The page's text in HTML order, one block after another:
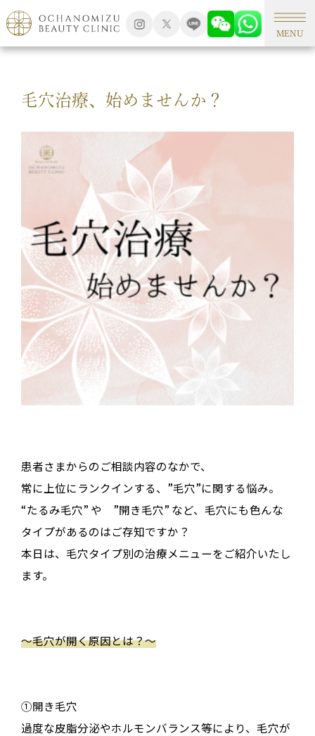
MENU
TOP 美容コラム
毛穴治療、始めませんか？
患者さまからのご相談内容のなかで、
常に上位にランクインする、”毛穴”に関する悩み。
“たるみ毛穴” や ”開き毛穴” など、毛穴にも色んな
タイプがあるのはご存知ですか？
本日は、毛穴タイプ別の治療メニューをご紹介いたし
ます。
〜毛穴が開く原因とは？〜
①開き毛穴
過度な皮脂分泌やホルモンバランス等により、毛穴が